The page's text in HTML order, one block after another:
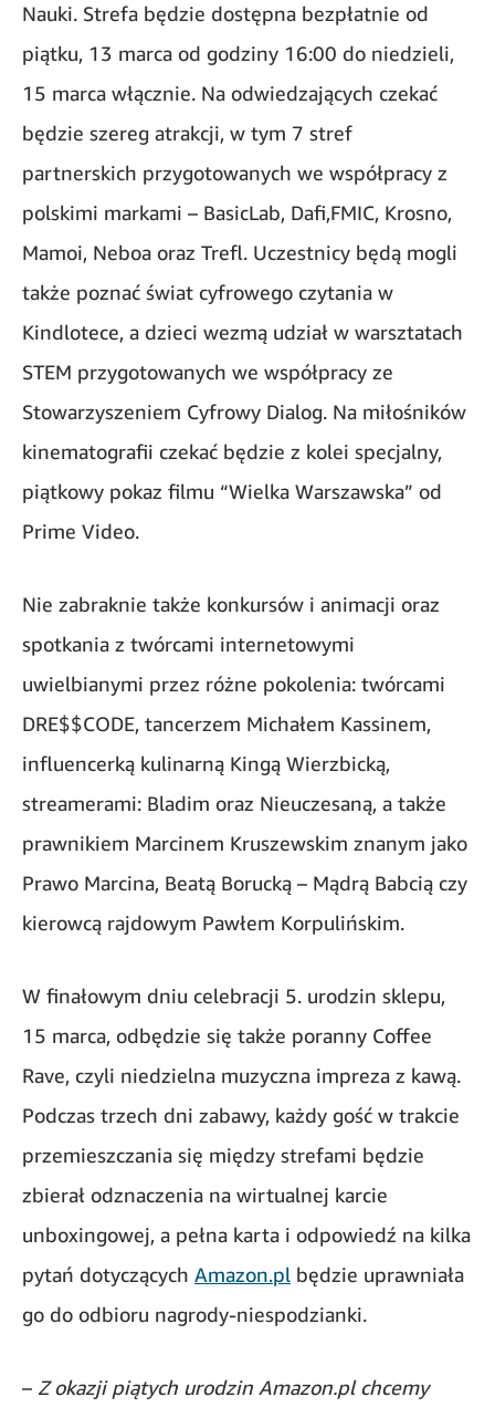
Nauki. Strefa będzie dostępna bezpłatnie od
piątku, 13 marca od godziny 16:00 do niedzieli,
15 marca włącznie. Na odwiedzających czekać
będzie szereg atrakcji, w tym 7 stref
partnerskich przygotowanych we współpracy z
polskimi markami – BasicLab, Dafi,FMIC, Krosno,
Mamoi, Neboa oraz Trefl. Uczestnicy będą mogli
także poznać świat cyfrowego czytania w
Kindlotece, a dzieci wezmą udział w warsztatach
STEM przygotowanych we współpracy ze
Stowarzyszeniem Cyfrowy Dialog. Na miłośników
kinematografii czekać będzie z kolei specjalny,
piątkowy pokaz filmu “Wielka Warszawska” od
Prime Video.
Nie zabraknie także konkursów i animacji oraz
spotkania z twórcami internetowymi
uwielbianymi przez różne pokolenia: twórcami
DRE$$CODE, tancerzem Michałem Kassinem,
influencerką kulinarną Kingą Wierzbicką,
streamerami: Bladim oraz Nieuczesaną, a także
prawnikiem Marcinem Kruszewskim znanym jako
Prawo Marcina, Beatą Borucką – Mądrą Babcią czy
kierowcą rajdowym Pawłem Korpulińskim.
W finałowym dniu celebracji 5. urodzin sklepu,
15 marca, odbędzie się także poranny Coffee
Rave, czyli niedzielna muzyczna impreza z kawą.
Podczas trzech dni zabawy, każdy gość w trakcie
przemieszczania się między strefami będzie
zbierał odznaczenia na wirtualnej karcie
unboxingowej, a pełna karta i odpowiedź na kilka
pytań dotyczących Amazon.pl będzie uprawniała
go do odbioru nagrody-niespodzianki.
– Z okazji piątych urodzin Amazon.pl chcemy